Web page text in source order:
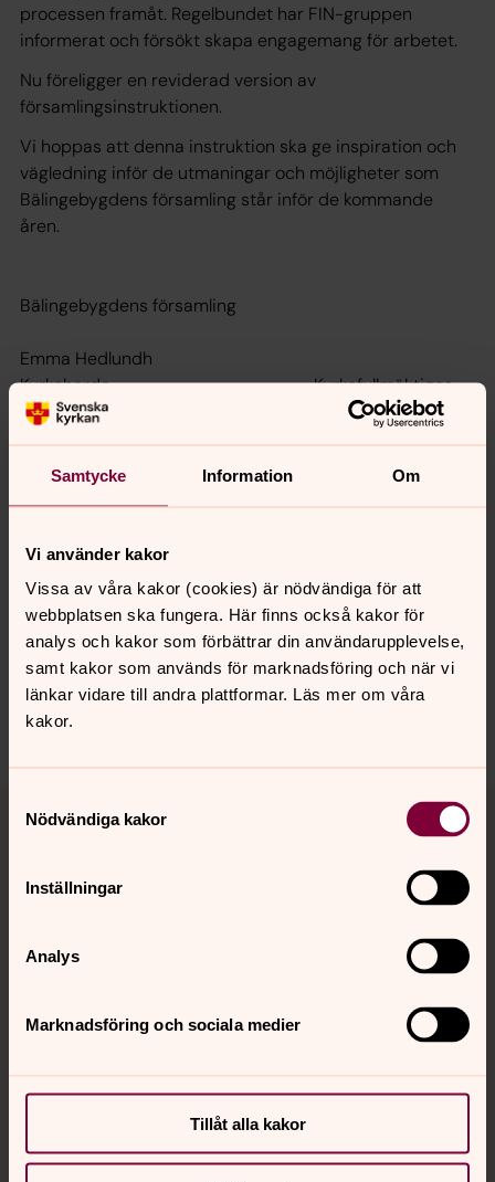
Samtycke Information Om
Vi använder kakor
Vissa av våra kakor (cookies) är nödvändiga för att
webbplatsen ska fungera. Här finns också kakor för
analys och kakor som förbättrar din användarupplevelse,
samt kakor som används för marknadsföring och när vi
länkar vidare till andra plattformar. Läs mer om våra
kakor.
Nödvändiga kakor
Inställningar
Analys
Marknadsföring och sociala medier
Tillåt alla kakor
processen framåt. Regelbundet har FIN-gruppen
informerat och försökt skapa engagemang för arbetet.
Nu föreligger en reviderad version av
församlingsinstruktionen.
Vi hoppas att denna instruktion ska ge inspiration och
vägledning inför de utmaningar och möjligheter som
Bälingebygdens församling står inför de kommande
åren.
Bälingebygdens församling
Emma Hedlundh
Kyrkoherde Kyrkofullmäktiges
ordförande
Senast ändrad 10 februari 2026
Synpunkter eller frågor på sidans
innehåll?
balingebygdens.forsamling@svenskakyrkan.se
Dela
Kontakt
Hitta snabbt
Sociala kanaler